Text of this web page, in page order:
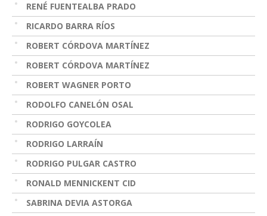
RENÉ FUENTEALBA PRADO
RICARDO BARRA RÍOS
ROBERT CÓRDOVA MARTÍNEZ
ROBERT CÓRDOVA MARTÍNEZ
ROBERT WAGNER PORTO
RODOLFO CANELÓN OSAL
RODRIGO GOYCOLEA
RODRIGO LARRAÍN
RODRIGO PULGAR CASTRO
RONALD MENNICKENT CID
SABRINA DEVIA ASTORGA